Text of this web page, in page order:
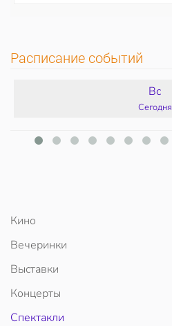
Расписание событий
Вс
Сегодня
Кино
Вечеринки
Выставки
Концерты
Спектакли